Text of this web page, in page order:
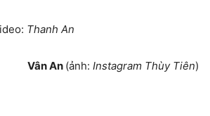
Thanh An
Vân An (ảnh: Instagram Thùy Tiên)